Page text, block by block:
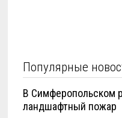
Популярные
В Симферопольском
ландшафтный пожар